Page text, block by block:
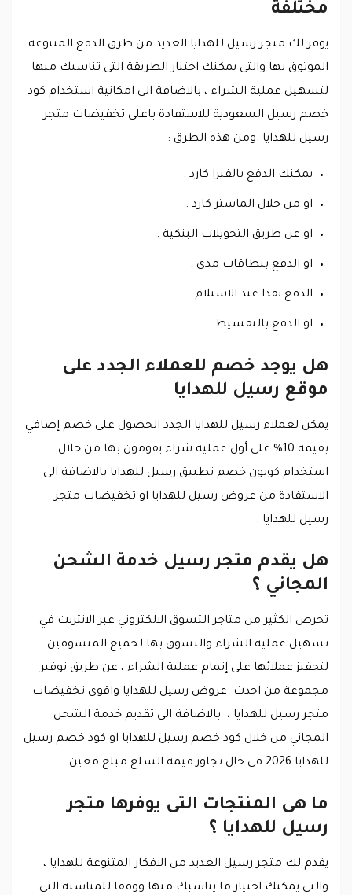
مختلفة
يوفر لك متجر رسيل للهدايا العديد من طرق الدفع المتنوعة
الموثوق بها والتى يمكنك اختيار الطريقة التى تناسبك منها
لتسهيل عملية الشراء ، بالاضافة الى امكانية استخدام كود
خصم رسيل السعودية للاستفادة باعلى تخفيضات متجر
رسيل للهدايا .ومن هذه الطرق :
يمكنك الدفع بالفيزا كارد .
او من خلال الماستر كارد .
او عن طريق التحويلات البنكية .
او الدفع ببطاقات مدى .
الدفع نقدا عند الاستلام .
او الدفع بالتقسيط .
هل يوجد خصم للعملاء الجدد على
موقع رسيل للهدايا
يمكن لعملاء رسيل للهدايا الجدد الحصول على خصم إضافي
بقيمة 10% على أول عملية شراء يقومون بها من خلال
استخدام كوبون خصم تطبيق رسيل للهدايا بالاضافة الى
الاستفادة من عروض رسيل للهدايا او تخفيضات متجر
رسيل للهدايا .
هل يقدم متجر رسيل خدمة الشحن
المجاني ؟
تحرص الكثير من متاجر التسوق الالكتروني عبر الانترنت في
تسهيل عملية الشراء والتسوق بها لجميع المتسوقين
لتحفيز عملائها على إتمام عملية الشراء ، عن طريق توفير
مجموعة من احدث عروض رسيل للهدايا واقوى تخفيضات
متجر رسيل للهدايا ، بالاضافة الى تقديم خدمة الشحن
المجاني من خلال كود خصم رسيل للهدايا او كود خصم رسيل
للهدايا 2026 فى حال تجاوز قيمة السلع مبلغ معين .
ما هى المنتجات التى يوفرها متجر
رسيل للهدايا ؟
يقدم لك متجر رسيل العديد من الافكار المتنوعة للهدايا ،
والتى يمكنك اختيار ما يناسبك منها ووفقا للمناسبة التى